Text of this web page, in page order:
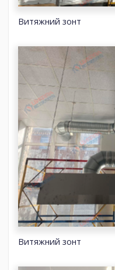
Витяжний зонт
Витяжний зонт